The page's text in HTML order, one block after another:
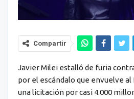
Compartir
Javier Milei estalló de furia
por el escándalo que envuelve al
una licitación por casi 4.000